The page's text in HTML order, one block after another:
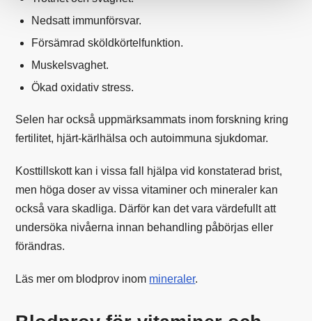
Nedsatt immunförsvar.
Försämrad sköldkörtelfunktion.
Muskelsvaghet.
Ökad oxidativ stress.
Selen har också uppmärksammats inom forskning kring
fertilitet, hjärt-kärlhälsa och autoimmuna sjukdomar.
Kosttillskott kan i vissa fall hjälpa vid konstaterad brist,
men höga doser av vissa vitaminer och mineraler kan
också vara skadliga. Därför kan det vara värdefullt att
undersöka nivåerna innan behandling påbörjas eller
förändras.
Läs mer om blodprov inom mineraler.